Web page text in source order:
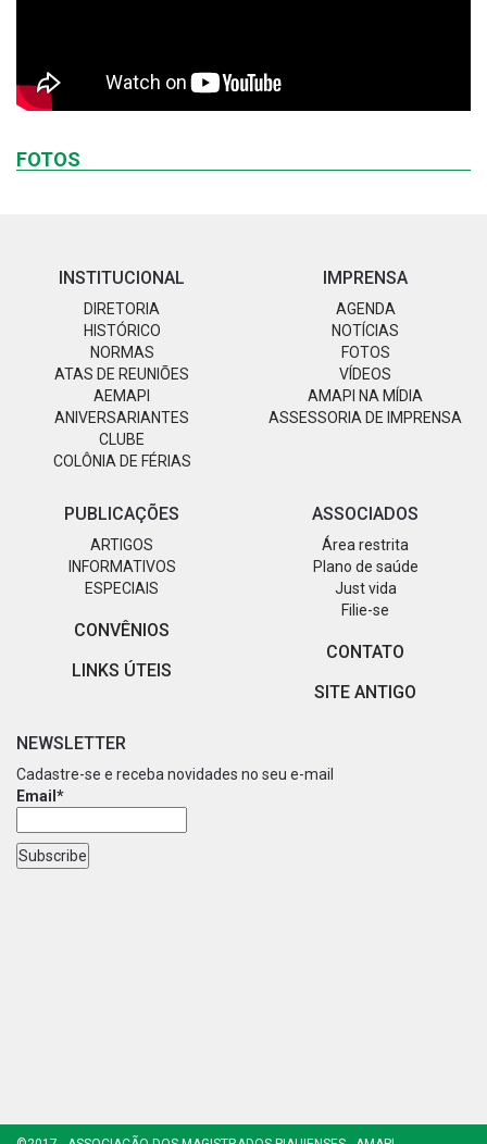
FOTOS
INSTITUCIONAL
DIRETORIA
HISTÓRICO
NORMAS
ATAS DE REUNIÕES
AEMAPI
ANIVERSARIANTES
CLUBE
COLÔNIA DE FÉRIAS
IMPRENSA
AGENDA
NOTÍCIAS
FOTOS
VÍDEOS
AMAPI NA MÍDIA
ASSESSORIA DE IMPRENSA
PUBLICAÇÕES
ARTIGOS
INFORMATIVOS
ESPECIAIS
CONVÊNIOS
LINKS ÚTEIS
ASSOCIADOS
Área restrita
Plano de saúde
Just vida
Filie-se
CONTATO
SITE ANTIGO
NEWSLETTER
Cadastre-se e receba novidades no seu e-mail
Email*